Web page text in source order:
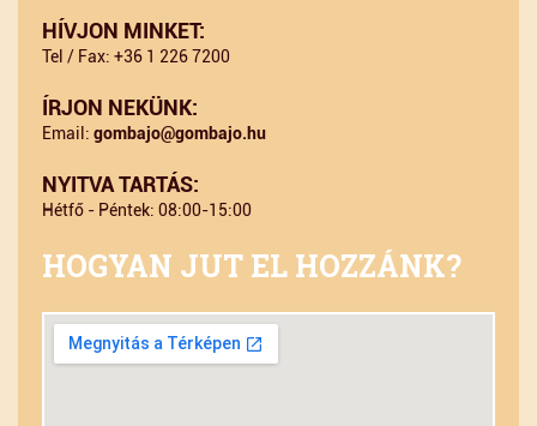
HÍVJON MINKET:
Tel / Fax: +36 1 226 7200
ÍRJON NEKÜNK:
Email: gombajo@gombajo.hu
NYITVA TARTÁS:
Hétfő - Péntek: 08:00-15:00
HOGYAN JUT EL HOZZÁNK?